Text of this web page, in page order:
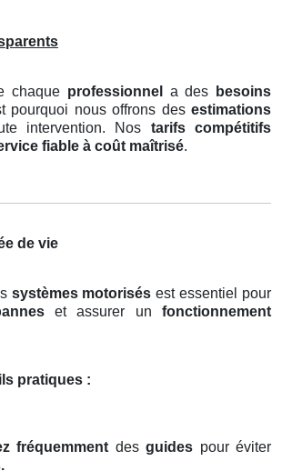
chaque professionnel a des
besoins
pourquoi nous offrons des estimations
intervention. Nos tarifs compétitifs
fiable à coût maîtrisé.
de vie
systèmes motorisés est essentiel pour
et assurer unfonctionnement
pratiques :
fréquemment desguides pour éviter